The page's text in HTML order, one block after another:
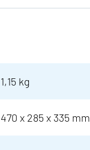
1,15 kg
470 x 285 x 335 mm